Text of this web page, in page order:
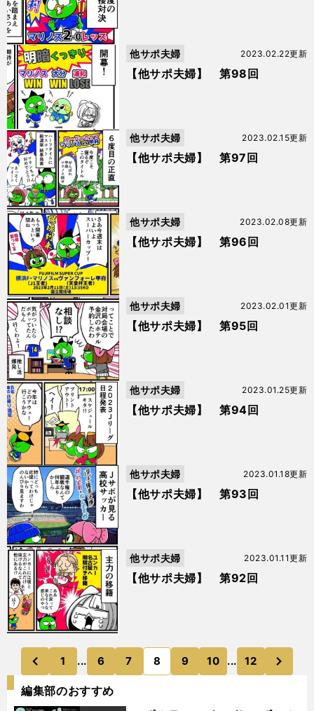
【他サポ夫婦】 第98回
2023.02.22更新
他サポ夫婦
【他サポ夫婦】 第97回
2023.02.15更新
他サポ夫婦
【他サポ夫婦】 第96回
2023.02.08更新
他サポ夫婦
【他サポ夫婦】 第95回
2023.02.01更新
他サポ夫婦
【他サポ夫婦】 第94回
2023.01.25更新
他サポ夫婦
【他サポ夫婦】 第93回
2023.01.18更新
他サポ夫婦
【他サポ夫婦】 第92回
2023.01.11更新
他サポ夫婦
前
1 ... 6 7 8 9 10 ... 12
編集部のおすすめ